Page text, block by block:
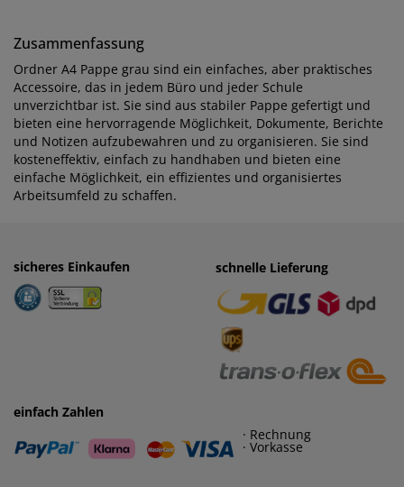
Zusammenfassung
Ordner A4 Pappe grau sind ein einfaches, aber praktisches
Accessoire, das in jedem Büro und jeder Schule
unverzichtbar ist. Sie sind aus stabiler Pappe gefertigt und
bieten eine hervorragende Möglichkeit, Dokumente, Berichte
und Notizen aufzubewahren und zu organisieren. Sie sind
kosteneffektiv, einfach zu handhaben und bieten eine
einfache Möglichkeit, ein effizientes und organisiertes
Arbeitsumfeld zu schaffen.
sicheres Einkaufen einfaches Zahlen
· Rechnung
· Vorkasse
schnelle Lieferung
einfach Zahlen
· Rechnung
· Vorkasse